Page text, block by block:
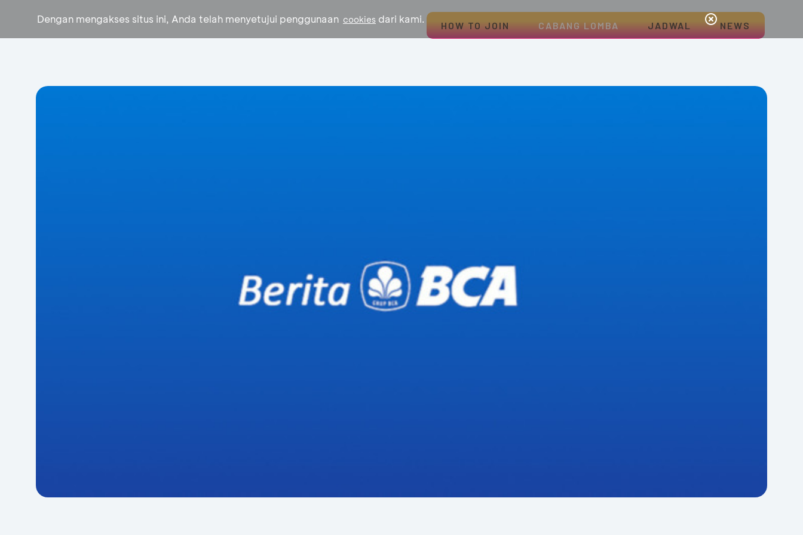
Dengan mengakses situs ini, Anda telah menyetujui penggunaan cookies dari kami.
HOW TO JOIN CABANG LOMBA JADWAL NEWS